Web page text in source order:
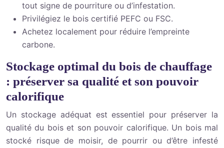
tout signe de pourriture ou d’infestation.
Privilégiez le bois certifié PEFC ou FSC.
Achetez localement pour réduire l’empreinte
carbone.
Stockage optimal du bois de chauffage
: préserver sa qualité et son pouvoir
calorifique
Un stockage adéquat est essentiel pour préserver la
qualité du bois et son pouvoir calorifique. Un bois mal
stocké risque de moisir, de pourrir ou d’être infesté